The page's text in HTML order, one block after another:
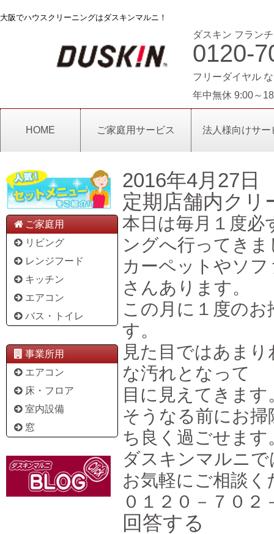
大阪でハウスクリーニングはダスキンマルニ！
ダスキン フラン
0120-
フリーダイヤル
年中無休 9:00～
HOME ご家庭用サービス 法人様向けサー
ご家庭用
リビング
レンジフード
キッチン
エアコン
バス・トイレ
事業所用
エアコン
床・フロア
室内設備
窓
2016年4月27日
定期店舗内クリ
本日は毎月１度必
ングへ行ってきま
カーペットやソ
さんあります。
この月に１度の
す。
見た目ではあま
な汚れとなって
目に見えてきます
そうなる前にお
ち良く過ごせます
ダスキンマルニ
お気軽にご相談く
０１２０－７０２
回答する